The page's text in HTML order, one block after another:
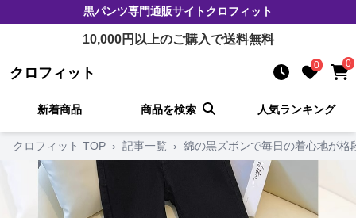
黒パンツ専門通販サイトクロフィット
10,000円以上のご購入で送料無料
クロフィット 0 0
新着商品 商品を検索 人気ランキング
クロフィット TOP › 記事一覧 › 綿の黒ズボンで毎日の着心地が